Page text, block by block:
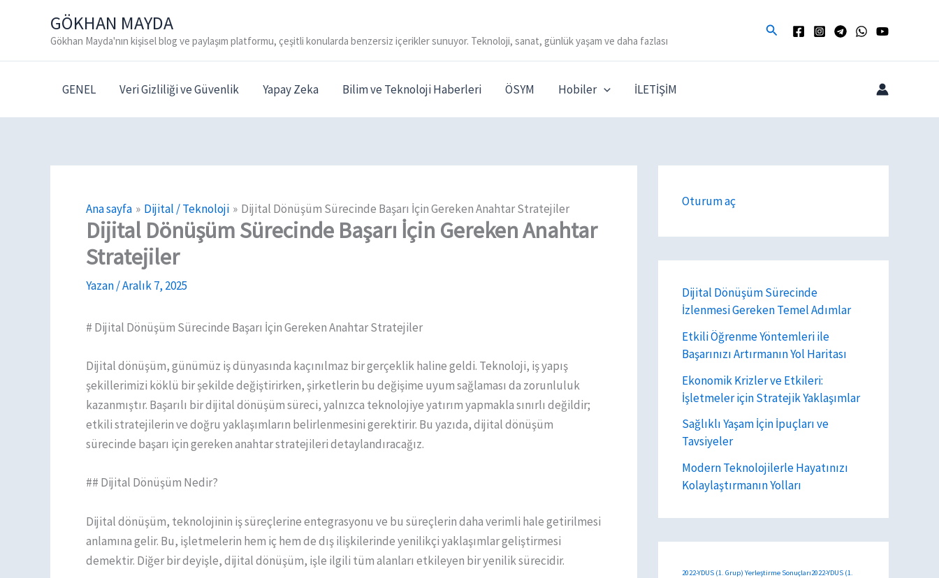
GÖKHAN MAYDA
Gökhan Mayda'nın kişisel blog ve paylaşım platformu, çeşitli konularda benzersiz içerikler sunuyor. Teknoloji, sanat, günlük yaşam ve daha fazlası
Arama
GENEL Veri Gizliliği ve Güvenlik Yapay Zeka Bilim ve Teknoloji Haberleri ÖSYM Hobiler İLETİŞİM
Ana sayfa Dijital / Teknoloji Dijital Dönüşüm Sürecinde Başarı İçin Gereken Anahtar Stratejiler
Dijital Dönüşüm Sürecinde Başarı İçin Gereken Anahtar
Stratejiler
Yazan/Aralık 7, 2025
# Dijital Dönüşüm Sürecinde Başarı İçin Gereken Anahtar Stratejiler
Dijital dönüşüm, günümüz iş dünyasında kaçınılmaz bir gerçeklik haline geldi. Teknoloji, iş yapış
şekillerimizi köklü bir şekilde değiştirirken, şirketlerin bu değişime uyum sağlaması da zorunluluk
kazanmıştır. Başarılı bir dijital dönüşüm süreci, yalnızca teknolojiye yatırım yapmakla sınırlı değildir;
etkili stratejilerin ve doğru yaklaşımların belirlenmesini gerektirir. Bu yazıda, dijital dönüşüm
sürecinde başarı için gereken anahtar stratejileri detaylandıracağız.
## Dijital Dönüşüm Nedir?
Dijital dönüşüm, teknolojinin iş süreçlerine entegrasyonu ve bu süreçlerin daha verimli hale getirilmesi
anlamına gelir. Bu, işletmelerin hem iç hem de dış ilişkilerinde yenilikçi yaklaşımlar geliştirmesi
demektir. Diğer bir deyişle, dijital dönüşüm, işle ilgili tüm alanları etkileyen bir yenilik sürecidir.
Oturum aç
Dijital Dönüşüm Sürecinde
İzlenmesi Gereken Temel Adımlar
Etkili Öğrenme Yöntemleri ile
Başarınızı Artırmanın Yol Haritası
Ekonomik Krizler ve Etkileri:
İşletmeler için Stratejik Yaklaşımlar
Sağlıklı Yaşam İçin İpuçları ve
Tavsiyeler
Modern Teknolojilerle Hayatınızı
Kolaylaştırmanın Yolları
2022-YDUS (1. Grup) Yerleştirme Sonuçları2022-YDUS (1.